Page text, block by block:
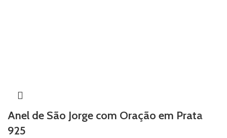
Anel de São Jorge com Oração em Prata
925